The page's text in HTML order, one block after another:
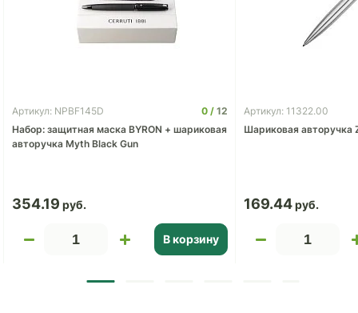
Артикул: NPBF145D 0
12
Набор: защитная маска BYRON + шариковая
авторучка Myth Black Gun
354.19
В корзину
Артикул: 11322.00
Шариковая авторучка
169.44